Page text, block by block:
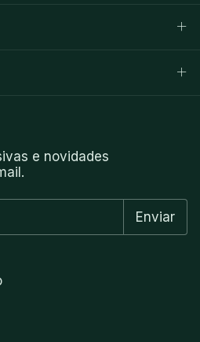
e novidades